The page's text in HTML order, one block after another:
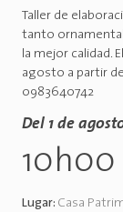
Taller de
tanto
la mejor calidad.
agosto a partir
0983640742
Del 1 de
10h00
Lugar: Casa